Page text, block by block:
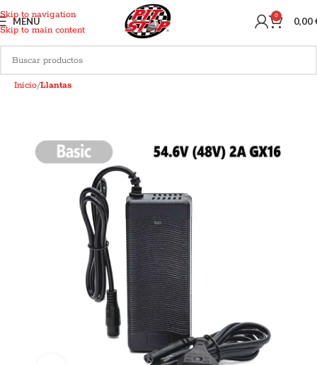
Skip to navigation
Skip to main content
MENU 0 0,00
Inicio Llantas